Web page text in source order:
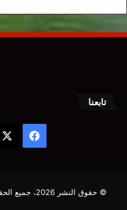
تابعنا
فيسبوك
© حقوق النشر 2026، جميع الحقوق محفوظة |